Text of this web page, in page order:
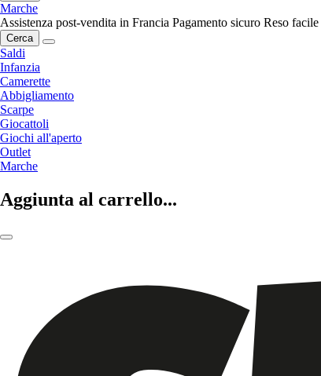
Marche
Assistenza post-vendita in Francia Pagamento sicuro Reso facile
Cerca
Saldi
Infanzia
Camerette
Abbigliamento
Scarpe
Giocattoli
Giochi all'aperto
Outlet
Marche
Aggiunta al carrello...